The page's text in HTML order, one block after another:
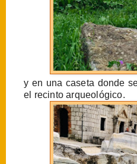
y en una caseta donde
el recinto arqueológico.